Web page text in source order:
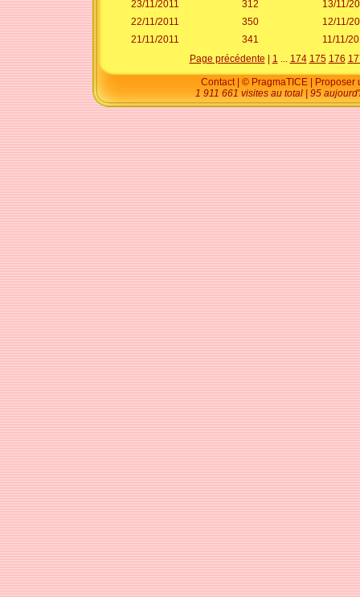
23/11/2011
312
13/11/
22/11/2011
350
12/11/
21/11/2011
341
11/11/
Page précédente
1 ... 174 175 176
Contact| © PragmaTICE
Proposer
1 911 661 visites au total | 95